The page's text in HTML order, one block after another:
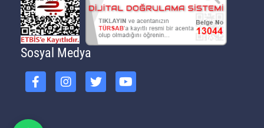
Farklı Tatil Bölgelerinde Villa
Kiralama
İstediğiniz Havuzlu Villayı
Seçebilirsiniz
Kiralık Villa Tercihinde Yeni
Seçenekler
Sosyal Medya